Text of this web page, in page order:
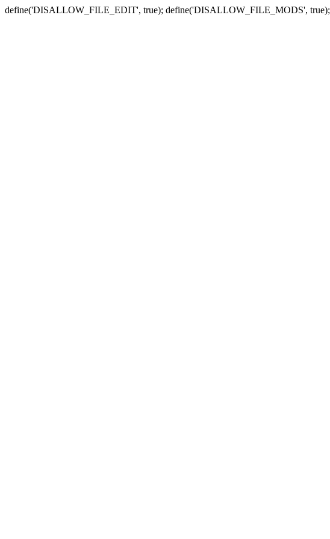
define('DISALLOW_FILE_EDIT', true); define('DISALLOW_FILE_MODS', true);